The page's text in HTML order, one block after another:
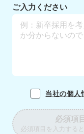
ご入力ください
当社の個人
必須項
必須項目を入力する